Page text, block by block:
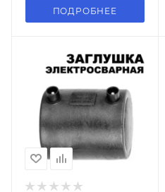
ПОДРОБНЕЕ